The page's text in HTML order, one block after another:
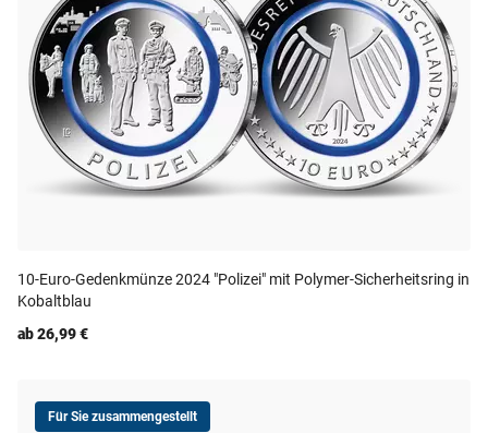
10-Euro-Gedenkmünze 2024 "Polizei" mit Polymer-Sicherheitsring in
Kobaltblau
ab 26,99 €
Für Sie zusammengestellt